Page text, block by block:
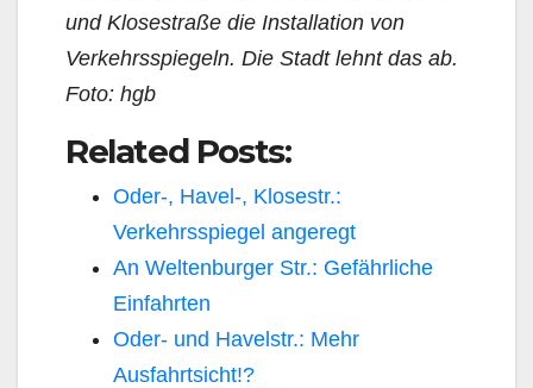
und Klosestraße die Installation von
Verkehrsspiegeln. Die Stadt lehnt das ab.
Foto: hgb
Related Posts:
Oder-, Havel-, Klosestr.:
Verkehrsspiegel angeregt
An Weltenburger Str.: Gefährliche
Einfahrten
Oder- und Havelstr.: Mehr
Ausfahrtsicht!?